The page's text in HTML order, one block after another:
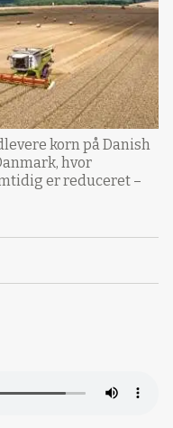
korn på Danish
hvor
er reduceret –